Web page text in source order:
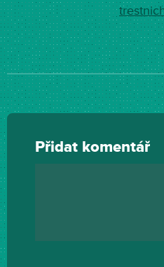
Přidat komentář